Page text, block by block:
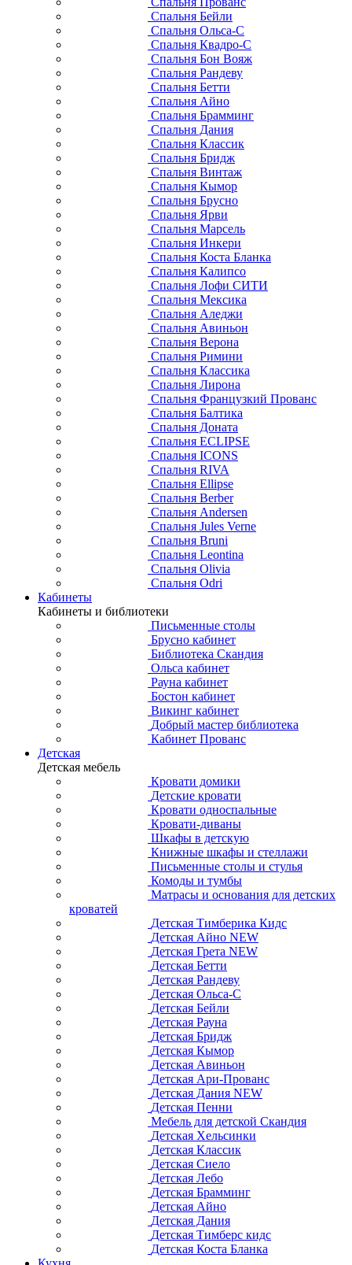
Спальня Бейли
Спальня Ольса-С
Спальня Квадро-С
Спальня Бон Вояж
Спальня Рандеву
Спальня Бетти
Спальня Айно
Спальня Брамминг
Спальня Дания
Спальня Классик
Спальня Бридж
Спальня Винтаж
Спальня Кымор
Спальня Брусно
Спальня Ярви
Спальня Марсель
Спальня Инкери
Спальня Коста Бланка
Спальня Калипсо
Спальня Лофи СИТИ
Спальня Мексика
Спальня Аледжи
Спальня Авиньон
Спальня Верона
Спальня Римини
Спальня Классика
Спальня Лирона
Спальня Французкий Прованс
Спальня Балтика
Спальня Доната
Спальня ECLIPSE
Спальня ICONS
Спальня RIVA
Спальня Ellipse
Спальня Berber
Спальня Andersen
Спальня Jules Verne
Спальня Bruni
Спальня Leontina
Спальня Olivia
Спальня Odri
Кабинеты
Кабинеты и библиотеки
Письменные столы
Брусно кабинет
Библиотека Скандия
Ольса кабинет
Рауна кабинет
Бостон кабинет
Викинг кабинет
Добрый мастер библиотека
Кабинет Прованс
Детская
Детская мебель
Кровати домики
Детские кровати
Кровати односпальные
Кровати-диваны
Шкафы в детскую
Книжные шкафы и стеллажи
Письменные столы и стулья
Комоды и тумбы
Матрасы и основания для детских
кроватей
Детская Тимберика Кидс
Детская Айно NEW
Детская Грета NEW
Детская Бетти
Детская Рандеву
Детская Ольса-С
Детская Бейли
Детская Рауна
Детская Бридж
Детская Кымор
Детская Авиньон
Детская Ари-Прованс
Детская Дания NEW
Детская Пенни
Мебель для детской Скандия
Детская Хельсинки
Детская Классик
Детская Сиело
Детская Лебо
Детская Брамминг
Детская Айно
Детская Дания
Детская Тимберс кидс
Детская Коста Бланка